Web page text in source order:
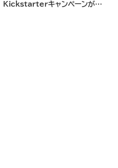
Kickstarterキャンペーンがま